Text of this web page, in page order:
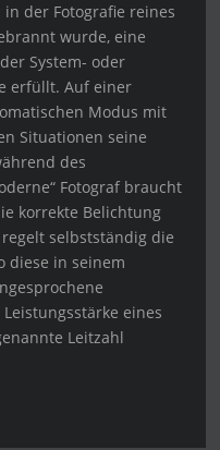
der Fotografie reines
wurde, eine
System- oder
erfüllt. Auf einer
Modus mit
Situationen seine
des
Fotograf braucht
korrekte Belichtung
selbstständig die
diese in seinem
eines
Leitzahl